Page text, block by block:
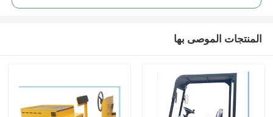
المنتجات الموصى بها